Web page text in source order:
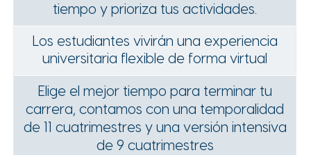
tiempo y prioriza tus actividades.
Los estudiantes vivirán una experiencia
universitaria flexible de forma virtual
Elige el mejor tiempo para terminar tu
carrera, contamos con una temporalidad
de 11 cuatrimestres y una versión intensiva
de 9 cuatrimestres